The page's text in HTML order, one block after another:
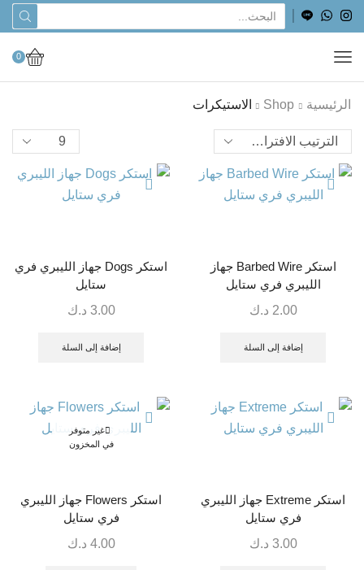
0
الرئيسية Shop الاستيكرات
استكر Barbed Wire جهاز
الليبري فري ستايل
2.00 د.ك
إضافة إلى السلة
استكر Dogs جهاز الليبري فري
ستايل
3.00 د.ك
إضافة إلى السلة
استكر Extreme جهاز الليبري
فري ستايل
3.00 د.ك
غير متوفر
في المخزون
استكر Flowers جهاز الليبري
فري ستايل
4.00 د.ك